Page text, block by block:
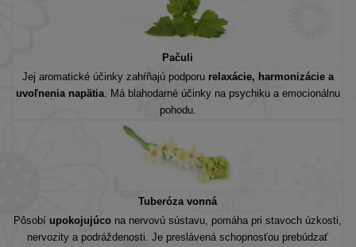
Pačuli
Jej aromatické účinky zahŕňajú podporu relaxácie, harmonizácie a
uvoľnenia napätia. Má blahodarné účinky na psychiku a emocionálnu
pohodu.
Tuberóza vonná
Pôsobí upokojujúco na nervovú sústavu, pomáha pri stavoch úzkosti,
nervozity a podráždenosti. Je preslávená schopnosťou prebúdzať